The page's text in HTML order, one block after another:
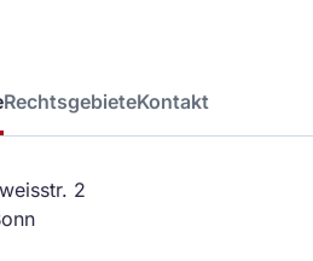
RechtsgebieteKontakt
2